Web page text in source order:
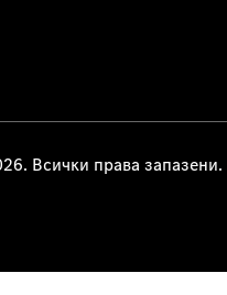
Всички права запазени.